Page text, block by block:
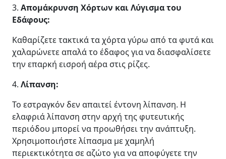
3. Απομάκρυνση Χόρτων και Λύγισμα του
Εδάφους:
Καθαρίζετε τακτικά τα χόρτα γύρω από τα φυτά και
χαλαρώνετε απαλά το έδαφος για να διασφαλίσετε
την επαρκή εισροή αέρα στις ρίζες.
4. Λίπανση:
Το εστραγκόν δεν απαιτεί έντονη λίπανση. Η
ελαφριά λίπανση στην αρχή της φυτευτικής
περιόδου μπορεί να προωθήσει την ανάπτυξη.
Χρησιμοποιήστε λίπασμα με χαμηλή
περιεκτικότητα σε αζώτο για να αποφύγετε την